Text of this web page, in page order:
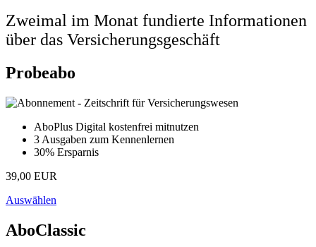
Zweimal im Monat fundierte Informationen
über das Versicherungsgeschäft
Probeabo
AboPlus Digital kostenfrei mitnutzen
3 Ausgaben zum Kennenlernen
30% Ersparnis
39,00 EUR
Auswählen
AboClassic